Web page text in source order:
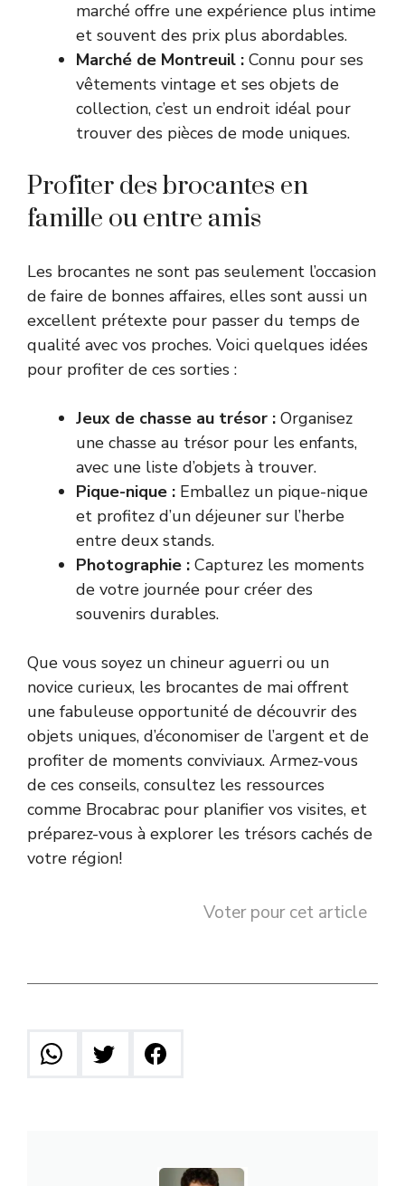
marché offre une expérience plus intime
et souvent des prix plus abordables.
Marché de Montreuil : Connu pour ses
vêtements vintage et ses objets de
collection, c’est un endroit idéal pour
trouver des pièces de mode uniques.
Profiter des brocantes en
famille ou entre amis
Les brocantes ne sont pas seulement l’occasion
de faire de bonnes affaires, elles sont aussi un
excellent prétexte pour passer du temps de
qualité avec vos proches. Voici quelques idées
pour profiter de ces sorties :
Jeux de chasse au trésor : Organisez
une chasse au trésor pour les enfants,
avec une liste d’objets à trouver.
Pique-nique : Emballez un pique-nique
et profitez d’un déjeuner sur l’herbe
entre deux stands.
Photographie : Capturez les moments
de votre journée pour créer des
souvenirs durables.
Que vous soyez un chineur aguerri ou un
novice curieux, les brocantes de mai offrent
une fabuleuse opportunité de découvrir des
objets uniques, d’économiser de l’argent et de
profiter de moments conviviaux. Armez-vous
de ces conseils, consultez les ressources
comme Brocabrac pour planifier vos visites, et
préparez-vous à explorer les trésors cachés de
votre région!
Voter pour cet article